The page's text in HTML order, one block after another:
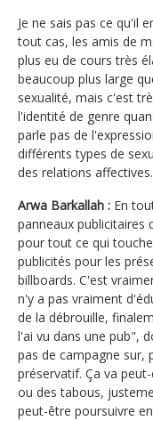
Je ne sais pas ce qu'il
tout cas, les amis de
plus eu de cours très
beaucoup plus large
sexualité, mais c'est
l'identité de genre
parle pas de
différents types de
des relations affectives.
Arwa Barkallah : En
panneaux publicitaires
pour tout ce qui
publicités pour les
billboards. C'est
n'y a pas vraiment
de la débrouille,
l'ai vu dans une pub",
pas de campagne sur,
préservatif. Ça va
ou des tabous,
peut-être poursuivre